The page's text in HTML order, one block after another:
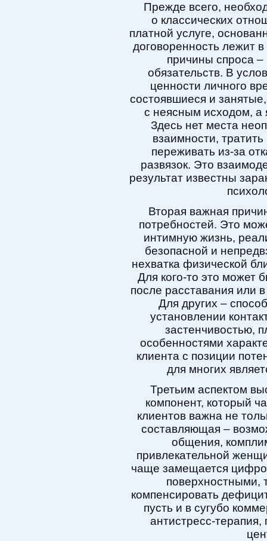
Прежде всего,
о классических
платной услуге,
договоренность лежит
причины спроса –
обязательств. В
ценности личного
состоявшиеся и
с неясным исходом, а
Здесь нет места
взаимности,
переживать из-за
развязок. Это
результат известны
Вторая важная
потребностей. Это
интимную жизнь,
безопасной и
нехватка физической
Для кого-то это может
после расставания или
Для других –
установлении
застенчивостью,
особенностями
клиента с позиции
для многих
Третьим аспектом
компонент, который
клиентов важна не
составляющая –
общения,
привлекательной
чаще замещается
поверхностными,
компенсировать
пусть и в сугубо
антистресс-